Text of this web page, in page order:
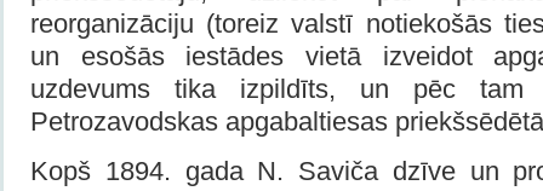
reorganizāciju (toreiz valstī notiekošās
un esošās iestādes vietā izveidot
uzdevums tika izpildīts, un pēc tam
Petrozavodskas apgabaltiesas
Kopš 1894. gada N. Saviča dzīve un